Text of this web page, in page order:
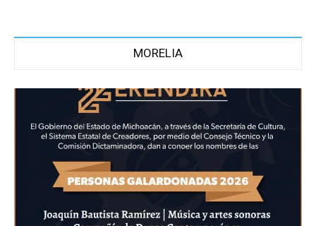
MORELIA